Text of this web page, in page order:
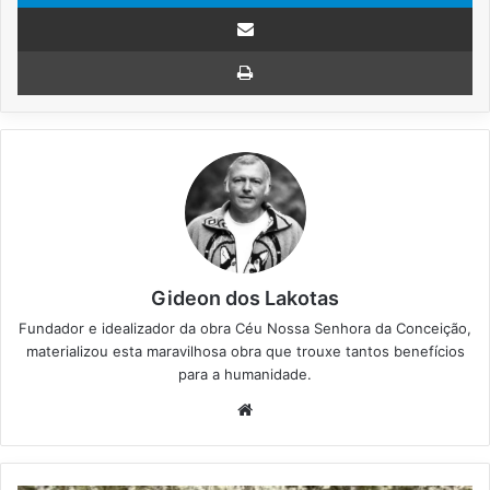
Gideon dos Lakotas
Fundador e idealizador da obra Céu Nossa Senhora da Conceição,
materializou esta maravilhosa obra que trouxe tantos benefícios
para a humanidade.
te